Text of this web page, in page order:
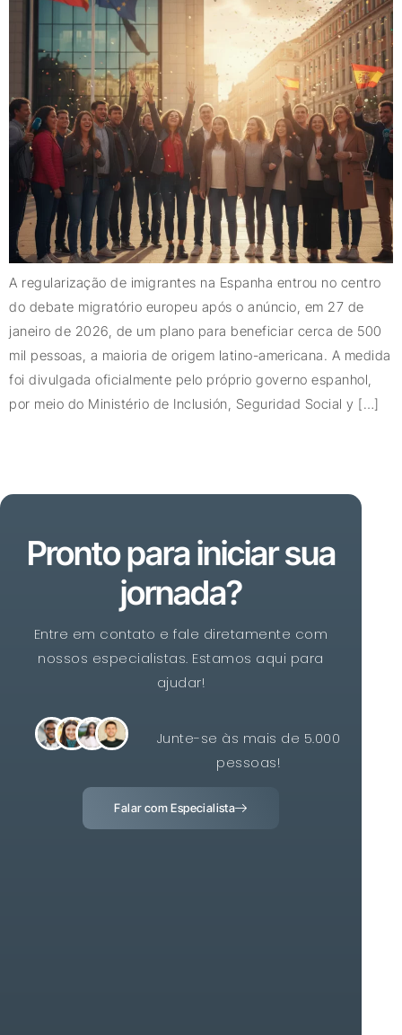
A regularização de imigrantes na Espanha entrou no centro
do debate migratório europeu após o anúncio, em 27 de
janeiro de 2026, de um plano para beneficiar cerca de 500
mil pessoas, a maioria de origem latino-americana. A medida
foi divulgada oficialmente pelo próprio governo espanhol,
por meio do Ministério de Inclusión, Seguridad Social y […]
Pronto para iniciar sua
jornada?
Entre em contato e fale diretamente com
nossos especialistas. Estamos aqui para
ajudar!
Junte-se às mais de 5.000
pessoas!
Falar com Especialista